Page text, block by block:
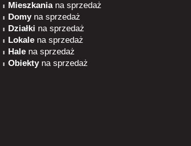
Mieszkaniana sprzedaż
Domyna sprzedaż
Działki na sprzedaż
Lokale na sprzedaż
Hale na sprzedaż
Obiektyna sprzedaż